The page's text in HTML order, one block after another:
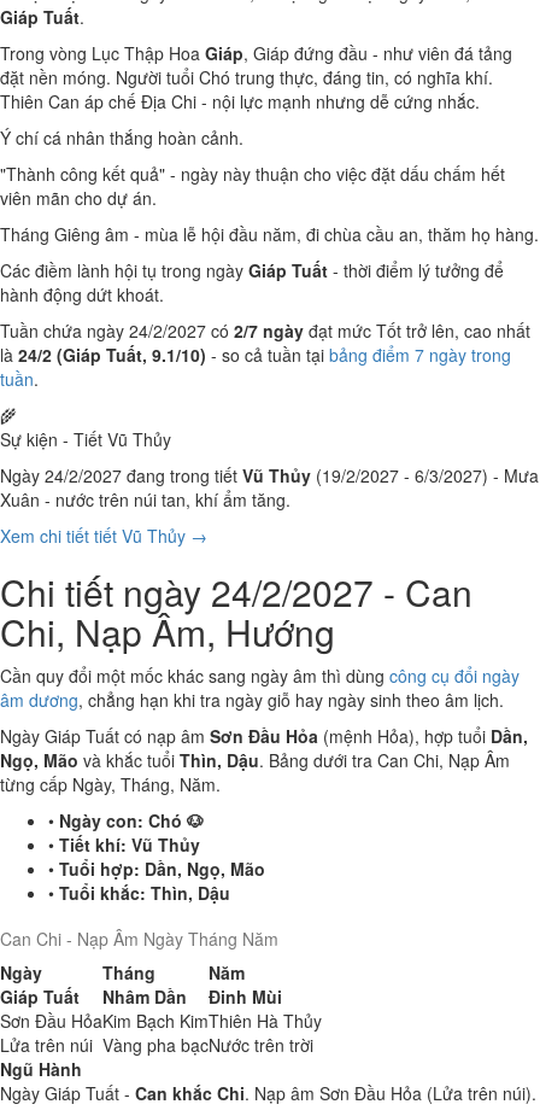
Giáp Tuất.
Trong vòng Lục Thập Hoa Giáp, Giáp đứng đầu - như viên đá tảng
đặt nền móng. Người tuổi Chó trung thực, đáng tin, có nghĩa khí.
Thiên Can áp chế Địa Chi - nội lực mạnh nhưng dễ cứng nhắc.
Ý chí cá nhân thắng hoàn cảnh.
"Thành công kết quả" - ngày này thuận cho việc đặt dấu chấm hết
viên mãn cho dự án.
Tháng Giêng âm - mùa lễ hội đầu năm, đi chùa cầu an, thăm họ hàng.
Các điềm lành hội tụ trong ngày Giáp Tuất - thời điểm lý tưởng để
hành động dứt khoát.
Tuần chứa ngày 24/2/2027 có 2/7 ngày đạt mức Tốt trở lên, cao nhất
là 24/2 (Giáp Tuất, 9.1/10) - so cả tuần tại bảng điểm 7 ngày trong
tuần.
🌾
Sự kiện - Tiết Vũ Thủy
Ngày 24/2/2027 đang trong tiết Vũ Thủy (19/2/2027 - 6/3/2027) - Mưa
Xuân - nước trên núi tan, khí ẩm tăng.
Xem chi tiết tiết Vũ Thủy →
Chi tiết ngày 24/2/2027 - Can
Chi, Nạp Âm, Hướng
Cần quy đổi một mốc khác sang ngày âm thì dùng công cụ đổi ngày
âm dương, chẳng hạn khi tra ngày giỗ hay ngày sinh theo âm lịch.
Ngày Giáp Tuất có nạp âm Sơn Đầu Hỏa (mệnh Hỏa), hợp tuổi Dần,
Ngọ, Mão và khắc tuổi Thìn, Dậu. Bảng dưới tra Can Chi, Nạp Âm
từng cấp Ngày, Tháng, Năm.
• Ngày con: Chó 🐶
• Tiết khí: Vũ Thủy
• Tuổi hợp: Dần, Ngọ, Mão
• Tuổi khắc: Thìn, Dậu
Can Chi - Nạp Âm Ngày Tháng Năm
Ngày
Tháng
Năm
Giáp Tuất
Nhâm Dần
Đinh Mùi
Sơn Đầu HỏaKim Bạch KimThiên Hà Thủy
Lửa trên núi Vàng pha bạcNước trên trời
Ngũ Hành
Ngày Giáp Tuất - Can khắc Chi. Nạp âm Sơn Đầu Hỏa (Lửa trên núi).